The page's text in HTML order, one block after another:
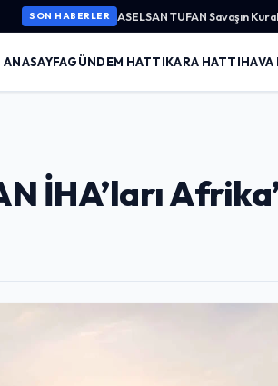
SON HABERLER ASELSAN TUFAN Savaşın
ANASAYFAGÜNDEM HATTIKARA HATTI
İHA’ları